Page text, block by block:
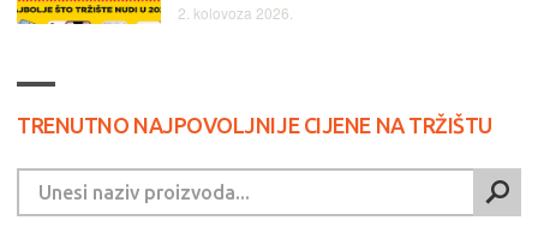
2. kolovoza 2026.
TRENUTNO NAJPOVOLJNIJE CIJENE NA TRŽIŠTU